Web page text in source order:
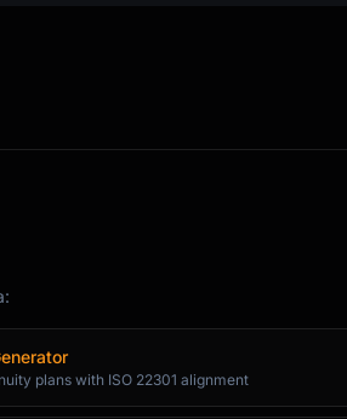
plans with ISO 22301 alignment